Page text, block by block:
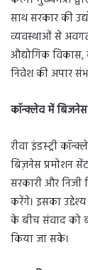
साथ सरकार की
व्यवस्थाओं से अवगत
औद्योगिक विकास,
निवेश की अपार
कॉन्क्लेव में बिजनेस
रीवा इंडस्ट्री
बिज़नेस प्रमोशन
सरकारी और निजी
करेंगे। इसका
के बीच संवाद को
किया जा सके।